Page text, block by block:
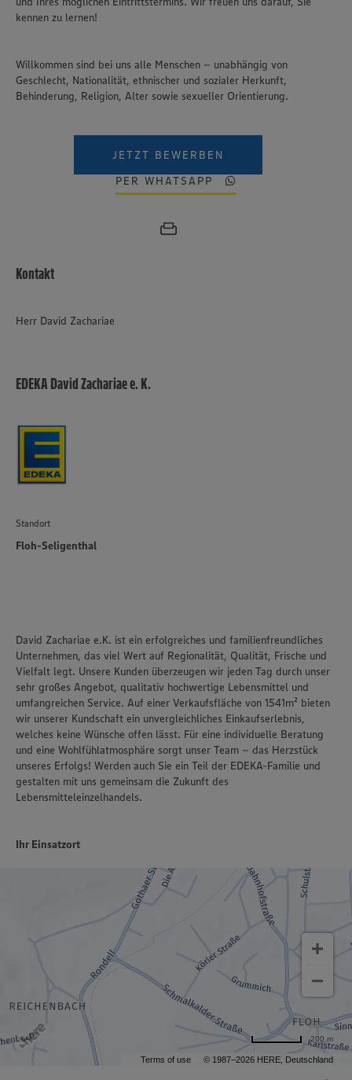
kennen zu lernen!
Willkommen sind bei uns alle Menschen – unabhängig von
Geschlecht, Nationalität, ethnischer und sozialer Herkunft,
Behinderung, Religion, Alter sowie sexueller Orientierung.
JETZT BEWERBEN
PER WHATSAPP
Kontakt
Herr David Zachariae
EDEKA David Zachariae e. K.
Standort
Floh-Seligenthal
David Zachariae e.K. ist ein erfolgreiches und familienfreundliches
Unternehmen, das viel Wert auf Regionalität, Qualität, Frische und
Vielfalt legt. Unsere Kunden überzeugen wir jeden Tag durch unser
sehr großes Angebot, qualitativ hochwertige Lebensmittel und
umfangreichen Service. Auf einer Verkaufsfläche von 1541m² bieten
wir unserer Kundschaft ein unvergleichliches Einkaufserlebnis,
welches keine Wünsche offen lässt. Für eine individuelle Beratung
und eine Wohlfühlatmosphäre sorgt unser Team – das Herzstück
unseres Erfolgs! Werden auch Sie ein Teil der EDEKA-Familie und
gestalten mit uns gemeinsam die Zukunft des
Lebensmitteleinzelhandels.
Ihr Einsatzort
Terms of use © 1987–2026 HERE, Deutschland
200 m